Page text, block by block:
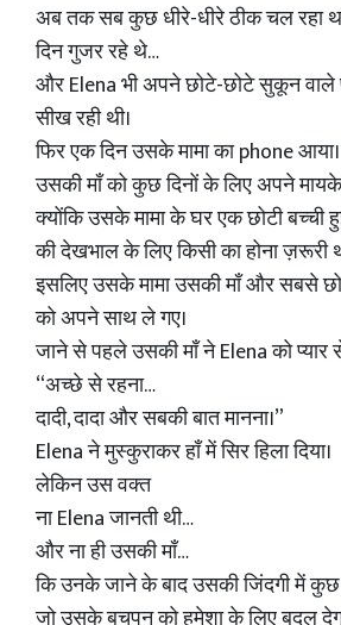
अब तक सब कुछ धीरे-धीरे ठीक चल रहा
दिन गुजर रहे थे…
और Elena भी अपने छोटे-छोटे सुकून वाले
सीख रही थी।
फिर एक दिन उसके मामा का phone आया।
उसकी माँ को कुछ दिनों के लिए अपने
क्योंकि उसके मामा के घर एक छोटी बच्ची
की देखभाल के लिए किसी का होना ज़रूरी
इसलिए उसके मामा उसकी माँ और सबसे
को अपने साथ ले गए।
जाने से पहले उसकी माँ ने Elena को
“अच्छे से रहना…
दादी, दादा और सबकी बात मानना।”
Elena ने मुस्कुराकर हाँ में सिर हिला दिया।
लेकिन उस वक्त
ना Elena जानती थी…
और ना ही उसकी माँ…
कि उनके जाने के बाद उसकी जिंदगी में कुछ